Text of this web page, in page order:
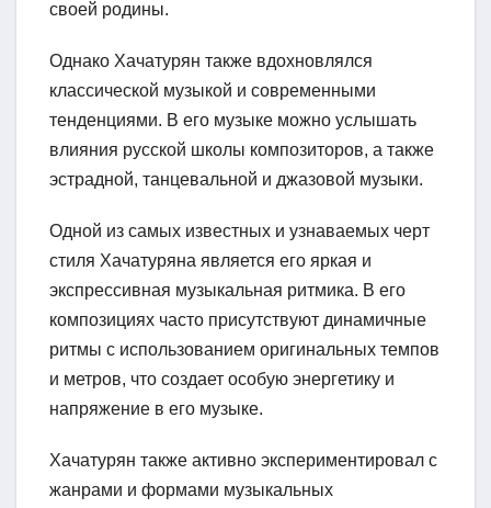
своей родины.
Однако Хачатурян также вдохновлялся
классической музыкой и современными
тенденциями. В его музыке можно услышать
влияния русской школы композиторов, а также
эстрадной, танцевальной и джазовой музыки.
Одной из самых известных и узнаваемых черт
стиля Хачатуряна является его яркая и
экспрессивная музыкальная ритмика. В его
композициях часто присутствуют динамичные
ритмы с использованием оригинальных темпов
и метров, что создает особую энергетику и
напряжение в его музыке.
Хачатурян также активно экспериментировал с
жанрами и формами музыкальных